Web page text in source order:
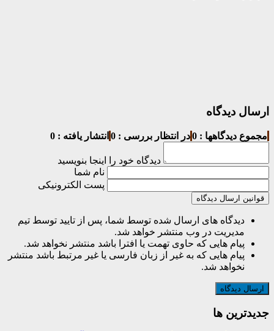
ارسال دیدگاه
مجموع دیدگاهها : 0 در انتظار بررسی : 0 انتشار یافته : 0
دیدگاه خود را اینجا بنویسید
نام شما
پست الکترونیکی
قوانین ارسال دیدگاه
دیدگاه های ارسال شده توسط شما، پس از تایید توسط تیم
مدیریت در وب منتشر خواهد شد.
پیام هایی که حاوی تهمت یا افترا باشد منتشر نخواهد شد.
پیام هایی که به غیر از زبان فارسی یا غیر مرتبط باشد منتشر
نخواهد شد.
جديدترين ها